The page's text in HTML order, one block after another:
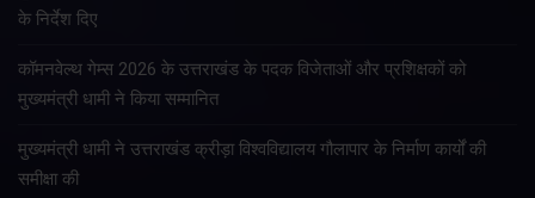
के निर्देश दिए
कॉमनवेल्थ गेम्स 2026 के उत्तराखंड के पदक विजेताओं और प्रशिक्षकों को
मुख्यमंत्री धामी ने किया सम्मानित
मुख्यमंत्री धामी ने उत्तराखंड क्रीड़ा विश्वविद्यालय गौलापार के निर्माण कार्यों की
समीक्षा की